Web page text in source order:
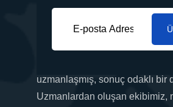
İş ihtiyaçlarınıza göre
uzmanlaşmış, sonuç odaklı bir
Uzmanlardan oluşan ekibimiz,